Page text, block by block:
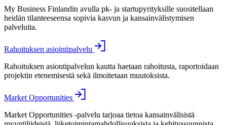
My Business Finlandin avulla pk- ja startupyrityksille suositellaan
heidän tilanteeseensa sopivia kasvun ja kansainvälistymisen
palveluita.
Rahoituksen asiointipalvelu
Rahoituksen asiontipalvelun kautta haetaan rahoitusta, raportoidaan
projektin etenemisestä sekä ilmoitetaan muutoksista.
Market Opportunities
Market Opportunities -palvelu tarjoaa tietoa kansainvälisistä